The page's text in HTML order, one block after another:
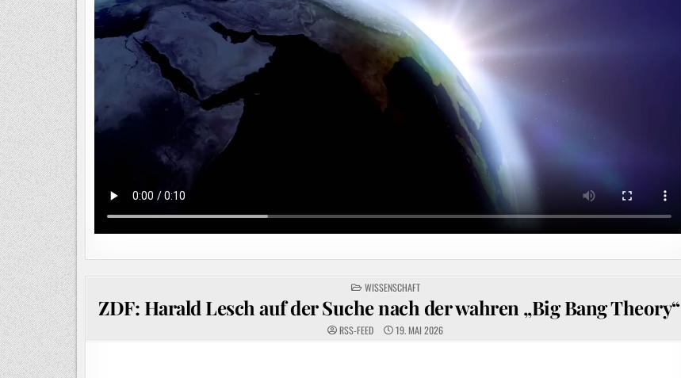
POSTED
IN
WISSENSCHAFT
ZDF: Harald Lesch auf der Suche nach der wahren „Big Bang Theory“
RSS-FEED 19. MAI 2026